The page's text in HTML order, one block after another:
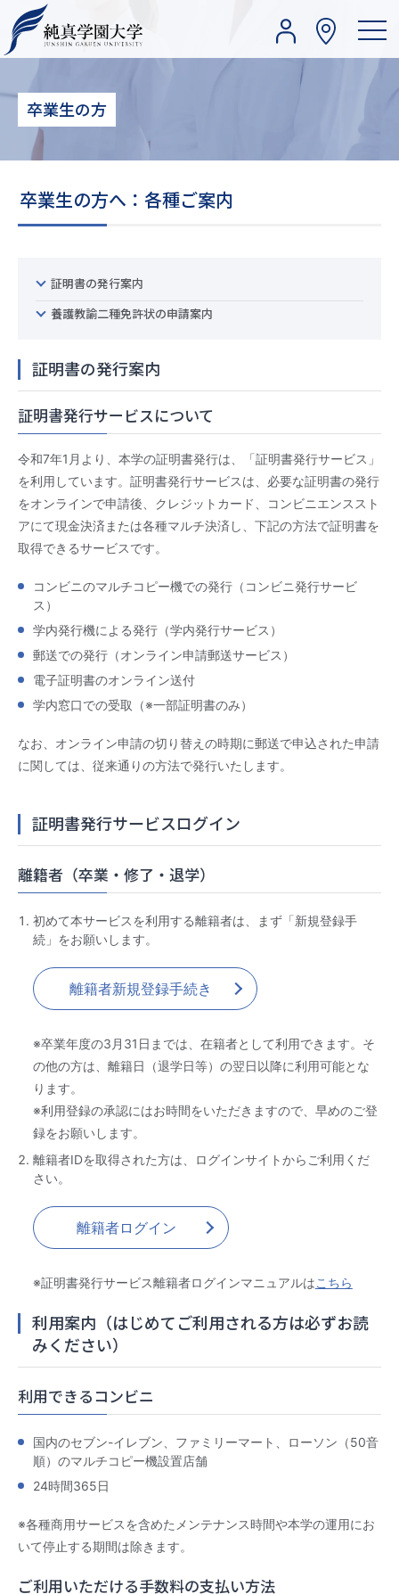
卒業生の方
卒業生の方へ：各種ご案内
証明書の発行案内
養護教諭二種免許状の申請案内
証明書の発行案内
証明書発行サービスについて
令和7年1月より、本学の証明書発行は、「証明書発行サービス」
を利用しています。証明書発行サービスは、必要な証明書の発行
をオンラインで申請後、クレジットカード、コンビニエンススト
アにて現金決済または各種マルチ決済し、下記の方法で証明書を
取得できるサービスです。
コンビニのマルチコピー機での発行（コンビニ発行サービ
ス）
学内発行機による発行（学内発行サービス）
郵送での発行（オンライン申請郵送サービス）
電子証明書のオンライン送付
学内窓口での受取（※一部証明書のみ）
なお、オンライン申請の切り替えの時期に郵送で申込された申請
に関しては、従来通りの方法で発行いたします。
証明書発行サービスログイン
離籍者（卒業・修了・退学）
初めて本サービスを利用する離籍者は、まず「新規登録手
続」をお願いします。
離籍者新規登録手続き
※卒業年度の3月31日までは、在籍者として利用できます。そ
の他の方は、離籍日（退学日等）の翌日以降に利用可能とな
ります。
※利用登録の承認にはお時間をいただきますので、早めのご登
録をお願いします。
離籍者IDを取得された方は、ログインサイトからご利用くだ
さい。
離籍者ログイン
※証明書発行サービス離籍者ログインマニュアルはこちら
­利用案内（はじめてご利用される方は必ずお読
みください）
利用できるコンビニ
国内のセブン-イレブン、ファミリーマート、ローソン（50音
順）のマルチコピー機設置店舗
24時間365日
※各種商用サービスを含めたメンテナンス時間や本学の運用にお
いて停止する期間は除きます。
ご利用いただける手数料の支払い方法